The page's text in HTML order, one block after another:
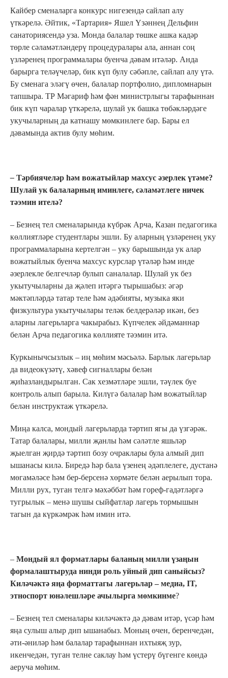
Кайбер сменаларга конкурс нигезендә сайлап алу
үткәрелә. Әйтик, «Тартария» Яшел Үзәннең Дельфин
санаториясендә уза. Монда балалар төшке ашка кадәр
төрле сәламәтләндерү процедуралары ала, аннан соң
үзләренең программалары буенча дәвам итәләр. Анда
барырга теләүчеләр, бик күп булу сәбәпле, сайлап алу үтә.
Бу сменага эләгү өчен, балалар портфолио, дипломнарын
тапшыра. ТР Мәгариф һәм фән министрлыгы тарафыннан
бик күп чаралар үткәрелә, шулай ук башка төбәкләрдәге
укучыларның да катнашу мөмкинлеге бар. Бары ел
дәвамында актив булу мөһим.
– Тәрбиячеләр һәм вожатыйлар махсус әзерлек үтәме?
Шулай ук балаларның иминлеге, сәламәтлеге ничек
тәэмин ителә?
– Безнең тел сменаларында күбрәк Арча, Казан педагогика
көллиятләре студентлары эшли. Бу аларның үзләренең уку
программаларына кертелгән – уку барышында ук алар
вожатыйлык буенча махсус курслар үтәләр һәм инде
әзерлекле белгечләр булып саналалар. Шулай ук без
укытучыларны да җәлеп итәргә тырышабыз: әгәр
мәктәпләрдә татар теле һәм әдәбияты, музыка яки
физкультура укытучылары теләк белдерәләр икән, без
аларны лагерьларга чакырабыз. Күпчелек әйдәманнар
белән Арча педагогика көллияте тәэмин итә.
Куркынычсызлык – иң мөһим мәсьәлә. Барлык лагерьлар
да видеокүзәтү, хәвеф сигналлары белән
җиһазландырылган. Сак хезмәтләре эшли, тәүлек буе
контроль алып барыла. Килүгә балалар һәм вожатыйлар
белән инструктаж үткәрелә.
Миңа калса, мондый лагерьларда тәртип ягы да үзгәрәк.
Татар балалары, милли җанлы һәм сәләтле яшьләр
җыелган җирдә тәртип бозу очраклары була алмый дип
ышанасы килә. Биредә һәр бала үзенең әдәплелеге, дустанә
мөгамәләсе һәм бер-берсенә хөрмәте белән аерылып тора.
Милли рух, туган телгә мәхәббәт һәм гореф-гадәтләргә
тугрылык – менә шушы сыйфатлар лагерь тормышын
тагын да күркәмрәк һәм имин итә.
– Мондый ял форматлары баланың милли үзаңын
формалаштыруда нинди роль уйный дип саныйсыз?
Киләчәктә яңа форматтагы лагерьлар – медиа, IT,
этноспорт юнәлешләре ачылырга мөмкинме?
– Безнең тел сменалары киләчәктә дә дәвам итәр, үсәр һәм
яңа сулыш алыр дип ышанабыз. Моның өчен, беренчедән,
әти-әниләр һәм балалар тарафыннан ихтыяҗ зур,
икенчедән, туган телне саклау һәм үстерү бүгенге көндә
аеруча мөһим.